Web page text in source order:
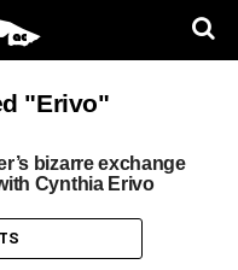
"Erivo"
bizarre exchange
Cynthia Erivo